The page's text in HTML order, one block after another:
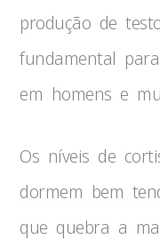
produção de
fundamental
em homens e
Os níveis de
dormem bem
que quebra a